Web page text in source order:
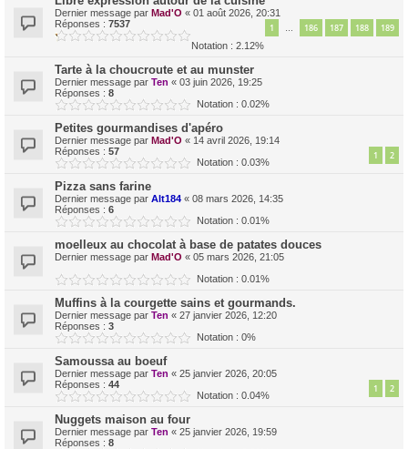
Dernier message par Mad'O « 01 août 2026, 20:31
Réponses : 7537 1 … 186 187 188 189
Notation : 2.12%
Tarte à la choucroute et au munster
Dernier message par Ten « 03 juin 2026, 19:25
Réponses : 8
Notation : 0.02%
Petites gourmandises d'apéro
Dernier message par Mad'O « 14 avril 2026, 19:14
Réponses : 57 1 2
Notation : 0.03%
Pizza sans farine
Dernier message par Alt184 « 08 mars 2026, 14:35
Réponses : 6
Notation : 0.01%
moelleux au chocolat à base de patates douces
Dernier message par Mad'O « 05 mars 2026, 21:05
Notation : 0.01%
Muffins à la courgette sains et gourmands.
Dernier message par Ten « 27 janvier 2026, 12:20
Réponses : 3
Notation : 0%
Samoussa au boeuf
Dernier message par Ten « 25 janvier 2026, 20:05
Réponses : 44 1 2
Notation : 0.04%
Nuggets maison au four
Dernier message par Ten « 25 janvier 2026, 19:59
Réponses : 8